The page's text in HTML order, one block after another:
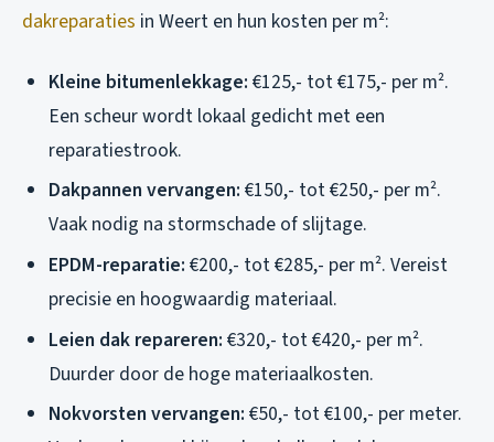
dakreparaties in Weert en hun kosten per m²:
Kleine bitumenlekkage: €125,- tot €175,- per m².
Een scheur wordt lokaal gedicht met een
reparatiestrook.
Dakpannen vervangen: €150,- tot €250,- per m².
Vaak nodig na stormschade of slijtage.
EPDM-reparatie: €200,- tot €285,- per m². Vereist
precisie en hoogwaardig materiaal.
Leien dak repareren: €320,- tot €420,- per m².
Duurder door de hoge materiaalkosten.
Nokvorsten vervangen: €50,- tot €100,- per meter.